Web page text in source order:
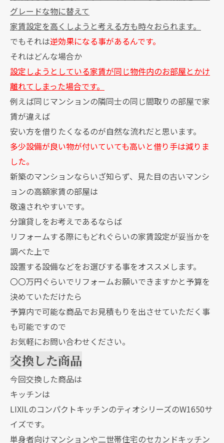
グレードな物に替えて
家賃設定を高くしようと考える方も時々おられます。
でもそれは逆効果になる事があるんです。
それはどんな場合か
設定しようとしている家賃が同じ物件内のお部屋とかけ
離れてしまった場合です。
例えば同じマンションの隣同士の同じ間取りの部屋で家
賃が違えば
安い方を借りたくなるのが自然な流れだと思います。
多少設備が良い物が付いていても高いと借り手は減りま
した。
新築のマンションならいざ知らず、見た目の古いマンシ
ョンの高額家賃の部屋は
敬遠されやすいです。
分譲貸しをお考えであるならば
リフォームする際にもどれぐらいの家賃設定が妥当かを
調べた上で
設置する設備などをお選びする事をオススメします。
〇〇万円ぐらいでリフォームお願いできますかと予算を
決めていただけたら
予算内で可能な商品でお見積もりを出させていただく事
も可能ですので
お気軽にお問い合わせください。
交換した商品
今回交換した商品は
キッチンは
LIXILのコンパクトキッチンのティオシリーズのW1650サ
イズです。
単身者向けマンションや二世帯住宅のセカンドキッチン